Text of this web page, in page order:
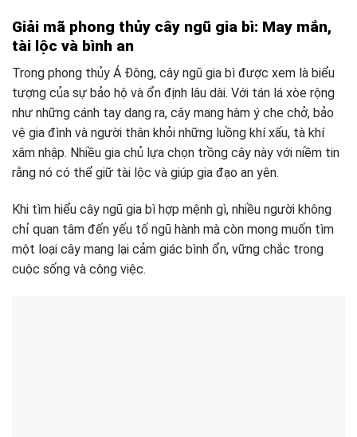
Giải mã phong thủy cây ngũ gia bì: May mắn,
tài lộc và bình an
Trong phong thủy Á Đông, cây ngũ gia bì được xem là biểu
tượng của sự bảo hộ và ổn định lâu dài. Với tán lá xòe rộng
như những cánh tay dang ra, cây mang hàm ý che chở, bảo
vệ gia đình và người thân khỏi những luồng khí xấu, tà khí
xâm nhập. Nhiều gia chủ lựa chọn trồng cây này với niềm tin
rằng nó có thể giữ tài lộc và giúp gia đạo an yên.
Khi tìm hiểu cây ngũ gia bì hợp mệnh gì, nhiều người không
chỉ quan tâm đến yếu tố ngũ hành mà còn mong muốn tìm
một loại cây mang lại cảm giác bình ổn, vững chắc trong
cuộc sống và công việc.